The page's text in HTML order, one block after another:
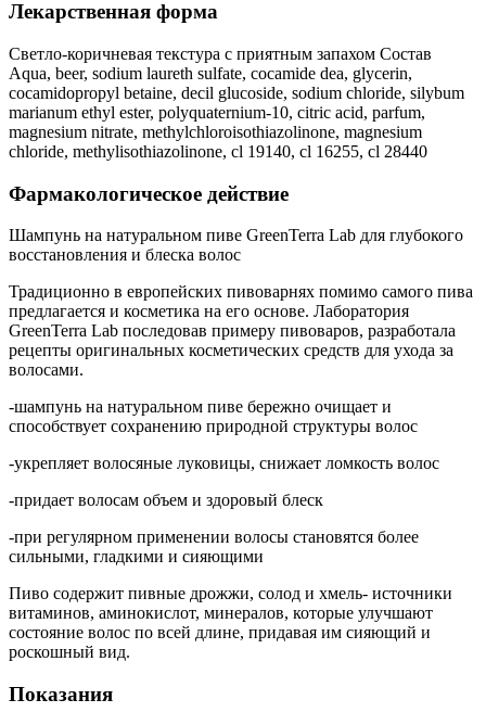
Лекарственная форма
Светло-коричневая текстура с приятным запахом Состав
Aqua, beer, sodium laureth sulfate, cocamide dea, glycerin,
cocamidopropyl betaine, decil glucoside, sodium chloride, silybum
marianum ethyl ester, polyquaternium-10, citric acid, parfum,
magnesium nitrate, methylchloroisothiazolinone, magnesium
chloride, methylisothiazolinone, cl 19140, cl 16255, cl 28440
Фармакологическое действие
Шампунь на натуральном пиве GreenTerra Lab для глубокого
восстановления и блеска волос
Традиционно в европейских пивоварнях помимо самого пива
предлагается и косметика на его основе. Лаборатория
GreenTerra Lab последовав примеру пивоваров, разработала
рецепты оригинальных косметических средств для ухода за
волосами.
-шампунь на натуральном пиве бережно очищает и
способствует сохранению природной структуры волос
-укрепляет волосяные луковицы, снижает ломкость волос
-придает волосам объем и здоровый блеск
-при регулярном применении волосы становятся более
сильными, гладкими и сияющими
Пиво содержит пивные дрожжи, солод и хмель- источники
витаминов, аминокислот, минералов, которые улучшают
состояние волос по всей длине, придавая им сияющий и
роскошный вид.
Показания